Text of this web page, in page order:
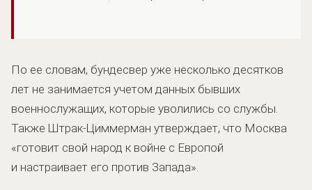
По ее словам, бундесвер уже несколько десятков
лет не занимается учетом данных бывших
военнослужащих, которые уволились со службы.
Также Штрак-Циммерман утверждает, что Москва
«готовит свой народ к войне с Европой
и настраивает его против Запада».